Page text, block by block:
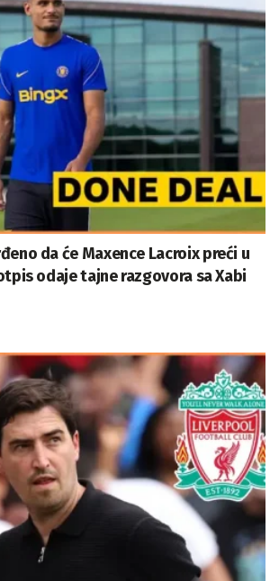
da će Maxence Lacroix preći u
odaje tajne razgovora sa Xabi